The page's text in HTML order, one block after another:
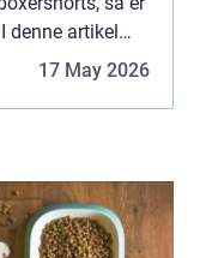
denne artikel
17 May 2026